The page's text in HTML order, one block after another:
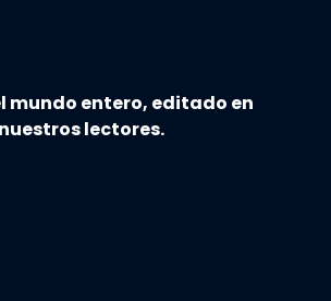
mundo entero, editado en
lectores.